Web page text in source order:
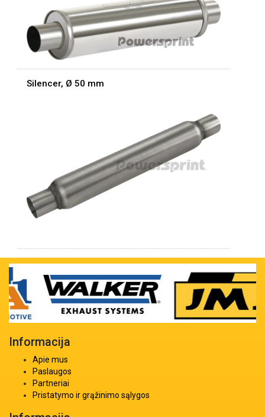
Silencer, Ø 50 mm
Informacija
Apie mus
Paslaugos
Partneriai
Pristatymo ir grąžinimo sąlygos